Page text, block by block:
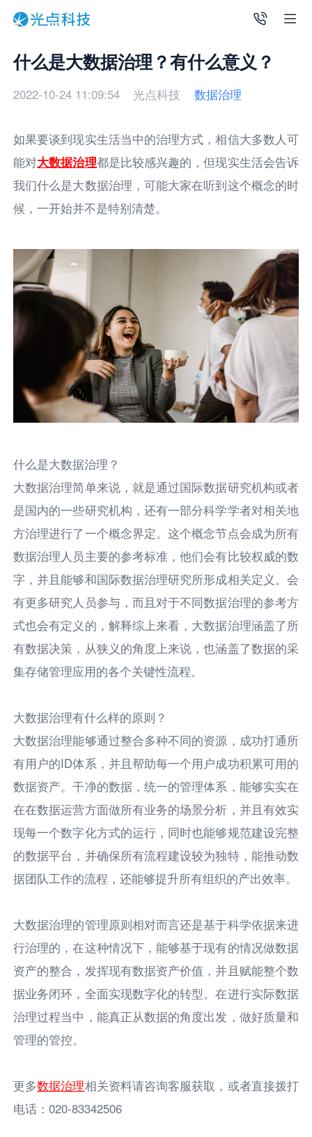
什么是大数据治理？有什么意义？
2022-10-24 11:09:54 光点科技 数据治理
如果要谈到现实生活当中的治理方式，相信大多数人可
能对大数据治理都是比较感兴趣的，但现实生活会告诉
我们什么是大数据治理，可能大家在听到这个概念的时
候，一开始并不是特别清楚。
什么是大数据治理？
大数据治理简单来说，就是通过国际数据研究机构或者
是国内的一些研究机构，还有一部分科学学者对相关地
方治理进行了一个概念界定。这个概念节点会成为所有
数据治理人员主要的参考标准，他们会有比较权威的数
字，并且能够和国际数据治理研究所形成相关定义。会
有更多研究人员参与，而且对于不同数据治理的参考方
式也会有定义的，解释综上来看，大数据治理涵盖了所
有数据决策，从狭义的角度上来说，也涵盖了数据的采
集存储管理应用的各个关键性流程。
大数据治理有什么样的原则？
大数据治理能够通过整合多种不同的资源，成功打通所
有用户的ID体系，并且帮助每一个用户成功积累可用的
数据资产。干净的数据，统一的管理体系，能够实实在
在在数据运营方面做所有业务的场景分析，并且有效实
现每一个数字化方式的运行，同时也能够规范建设完整
的数据平台，并确保所有流程建设较为独特，能推动数
据团队工作的流程，还能够提升所有组织的产出效率。
大数据治理的管理原则相对而言还是基于科学依据来进
行治理的，在这种情况下，能够基于现有的情况做数据
资产的整合，发挥现有数据资产价值，并且赋能整个数
据业务闭环，全面实现数字化的转型。在进行实际数据
治理过程当中，能真正从数据的角度出发，做好质量和
管理的管控。
更多数据治理相关资料请咨询客服获取，或者直接拨打
电话：020-83342506